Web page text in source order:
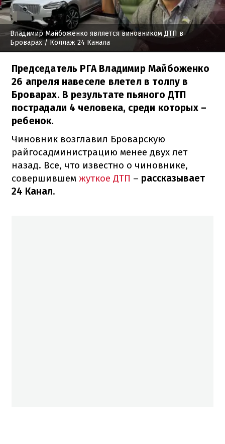
Владимир Майбоженко является виновником ДТП в
Броварах/ Коллаж 24 Канала
Председатель РГА Владимир Майбоженко
26 апреля навеселе влетел в толпу в
Броварах. В результате пьяного ДТП
пострадали 4 человека, среди которых –
ребенок.
Чиновник возглавил Броварскую
райгосадминистрацию менее двух лет
назад. Все, что известно о чиновнике,
совершившем жуткое ДТП – рассказывает
24 Канал.